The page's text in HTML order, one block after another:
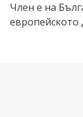
Член е на
европейското